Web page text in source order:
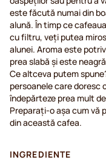
este făcută numai din
alună. În timp ce
cu filtru, veți putea
alunei. Aroma este
prea slabă și este
Ce altceva putem
persoanele care doresc
îndepărteze prea mult
Preparați-o așa cum vă
din această cafea.
INGREDIENTE